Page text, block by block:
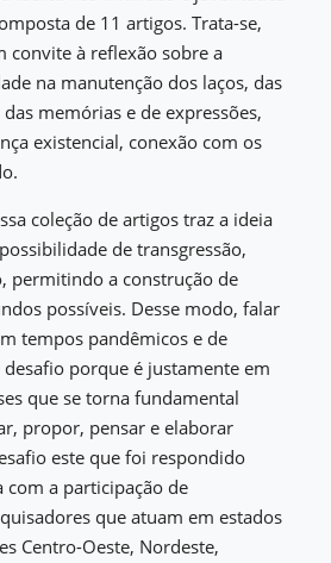
de 11 artigos. Trata-se,
convite à reflexão sobre a
na manutenção dos laços, das
memórias e de expressões,
existencial, conexão com os
coleção de artigos traz a ideia
de transgressão,
permitindo a construção de
possíveis. Desse modo, falar
tempos pandêmicos e de
porque é justamente em
que se torna fundamental
propor, pensar e elaborar
este que foi respondido
com a participação de
que atuam em estados
Centro-Oeste, Nordeste,